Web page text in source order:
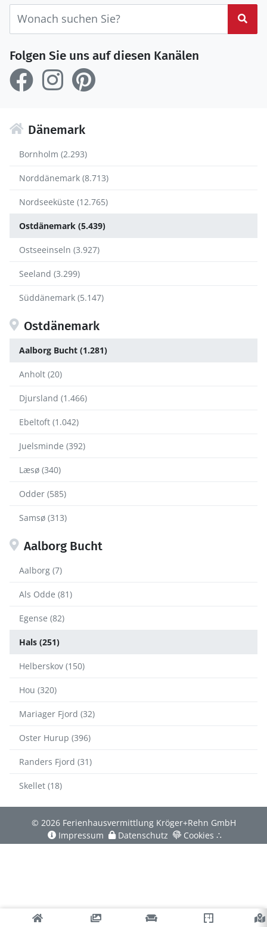
Folgen Sie uns auf diesen Kanälen
Dänemark
Bornholm (2.293)
Norddänemark (8.713)
Nordseeküste (12.765)
Ostdänemark (5.439)
Ostseeinseln (3.927)
Seeland (3.299)
Süddänemark (5.147)
Ostdänemark
Aalborg Bucht (1.281)
Anholt (20)
Djursland (1.466)
Ebeltoft (1.042)
Juelsminde (392)
Læsø (340)
Odder (585)
Samsø (313)
Aalborg Bucht
Aalborg (7)
Als Odde (81)
Egense (82)
Hals (251)
Helberskov (150)
Hou (320)
Mariager Fjord (32)
Oster Hurup (396)
Randers Fjord (31)
Skellet (18)
© 2026 Ferienhausvermittlung Kröger+Rehn GmbH
Impressum
Datenschutz Cookies ∴